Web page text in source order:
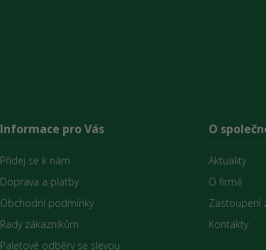
Informace pro Vás
Přidej se k nám
Doprava a platby
Obchodní podmínky
Rady zákazníkům
Paletové odběry se slevou
O
Aktuality
O firmě
Zastoupení
Kontakty